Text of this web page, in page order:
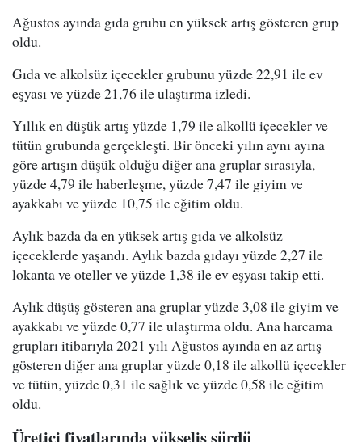
Ağustos ayında gıda grubu en yüksek artış gösteren grup
oldu.
Gıda ve alkolsüz içecekler grubunu yüzde 22,91 ile ev
eşyası ve yüzde 21,76 ile ulaştırma izledi.
Yıllık en düşük artış yüzde 1,79 ile alkollü içecekler ve
tütün grubunda gerçekleşti. Bir önceki yılın aynı ayına
göre artışın düşük olduğu diğer ana gruplar sırasıyla,
yüzde 4,79 ile haberleşme, yüzde 7,47 ile giyim ve
ayakkabı ve yüzde 10,75 ile eğitim oldu.
Aylık bazda da en yüksek artış gıda ve alkolsüz
içeceklerde yaşandı. Aylık bazda gıdayı yüzde 2,27 ile
lokanta ve oteller ve yüzde 1,38 ile ev eşyası takip etti.
Aylık düşüş gösteren ana gruplar yüzde 3,08 ile giyim ve
ayakkabı ve yüzde 0,77 ile ulaştırma oldu. Ana harcama
grupları itibarıyla 2021 yılı Ağustos ayında en az artış
gösteren diğer ana gruplar yüzde 0,18 ile alkollü içecekler
ve tütün, yüzde 0,31 ile sağlık ve yüzde 0,58 ile eğitim
oldu.
Üretici fiyatlarında yükseliş sürdü